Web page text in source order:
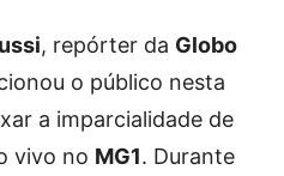
, repórter da Globo
o público nesta
a imparcialidade de
vivo no MG1. Durante